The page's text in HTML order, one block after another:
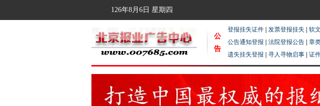
126年8月6日 星期四
公
告
登报挂失证件 发票登报挂失 软
公告通知登报
法院登报公告 章
遗失挂失登报
寻人寻物启事 证